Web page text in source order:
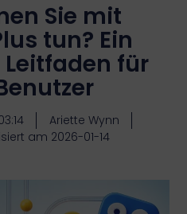
Sie mit
tun? Ein
für
Ariette Wynn
am 2026-01-14